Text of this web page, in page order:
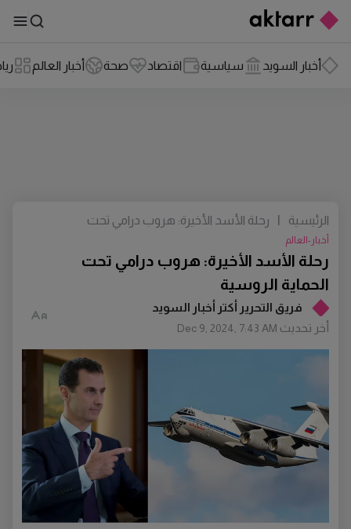
أخبار السويد سياسية اقتصاد صحة أخبار العالم
فريق التحرير أكتر أخبار السويد
أخر تحديث Dec 9, 2024, 7:43 AM
رحلة الأسد الأخيرة: هروب درامي تحت
الحماية الروسية
أخبار-العالم
الرئيسية |
رحلة الأسد الأخيرة: هروب درامي تحت